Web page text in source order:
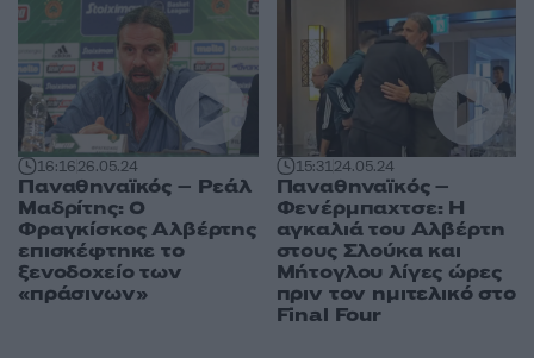
16:1626.05.24
Παναθηναϊκός – Ρεάλ
Μαδρίτης: Ο
Φραγκίσκος Αλβέρτης
επισκέφτηκε το
ξενοδοχείο των
«πράσινων»
15:3124.05.24
Παναθηναϊκός –
Φενέρμπαχτσε: Η
αγκαλιά του Αλβέρτη
στους Σλούκα και
Μήτογλου λίγες ώρες
πριν τον ημιτελικό στο
Final Four